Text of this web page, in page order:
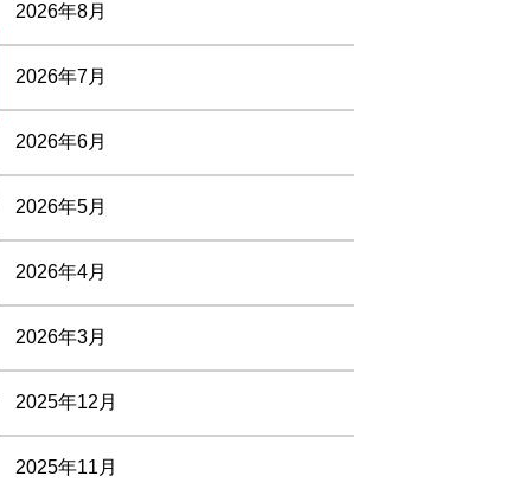
2026年8月
2026年7月
2026年6月
2026年5月
2026年4月
2026年3月
2025年12月
2025年11月